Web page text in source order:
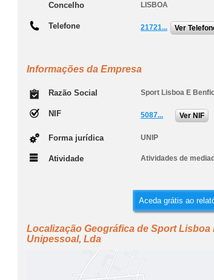
Concelho LISBOA
Telefone 21721... Ver
Informações da Empresa
Razão Social Sport Lisboa E
NIF 5087... Ver NIF
Forma jurídica UNIP
Atividade Atividades de
Aceda grátis ao
Localização Geográfica de Sport Lisboa
Unipessoal, Lda